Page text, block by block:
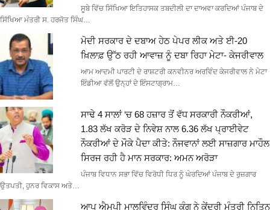
ਸੂਬੇ ਵਿੱਚ ਸਿੱਖਿਆ ਇਤਿਹਾਸਕ ਤਬਦੀਲੀ ਦਾ ਦਾਅਵਾ ਕਰਦਿਆਂ ਪੰਜਾਬ ਦੇ
ਸਿੱਖਿਆ ਮੰਤਰੀ ਸ. ਹਰਜੋਤ ਸਿੰਘ…
ਮੋਦੀ ਸਰਕਾਰ ਦੇ ਦਬਾਅ ਹੇਠ ਪੇਪਰ ਲੀਕ ਅਤੇ ਈ-20
ਖ਼ਿਲਾਫ਼ ਉੱਠ ਰਹੀ ਆਵਾਜ਼ ਨੂੰ ਦਬਾ ਰਿਹਾ ਮੇਟਾ- ਕੇਜਰੀਵਾਲ
ਆਮ ਆਦਮੀ ਪਾਰਟੀ ਦੇ ਰਾਸ਼ਟਰੀ ਕਨਵੀਨਰ ਅਰਵਿੰਦ ਕੇਜਰੀਵਾਲ ਨੇ ਮੇਟਾ
ਇੰਡੀਆ ਵੱਲੋਂ ਉਨ੍ਹਾਂ ਦੇ ਇੰਸਟਾਗ੍ਰਾਮ…
ਸਾਢੇ 4 ਸਾਲਾਂ ‘ਚ 68 ਹਜ਼ਾਰ ਤੋਂ ਵੱਧ ਸਰਕਾਰੀ ਨੌਕਰੀਆਂ,
1.83 ਲੱਖ ਕਰੋੜ ਦੇ ਨਿਵੇਸ਼ ਨਾਲ 6.36 ਲੱਖ ਪ੍ਰਾਈਵੇਟ
ਨੌਕਰੀਆਂ ਦੇ ਮੌਕੇ ਪੈਦਾ ਕੀਤੇ: ਨੌਜਵਾਨਾਂ ਲਈ ਸਾਜ਼ਗਾਰ ਮਾਹੌਲ
ਸਿਰਜ ਰਹੀ ਹੈ ਮਾਨ ਸਰਕਾਰ: ਅਮਨ ਅਰੋੜਾ
ਪੰਜਾਬ ਵਿਧਾਨ ਸਭਾ ਵਿੱਚ ਵਿਰੋਧੀ ਧਿਰ ਨੂੰ ਘੇਰਦਿਆਂ ਪੰਜਾਬ ਦੇ ਰੁਜ਼ਗਾਰ
ਉਤਪਤੀ, ਹੁਨਰ ਵਿਕਾਸ ਅਤੇ…
ਆਪ ਐਮਪੀ ਮਾਲਵਿੰਦਰ ਸਿੰਘ ਕੰਗ ਨੇ ਕੇਂਦਰੀ ਮੰਤਰੀ ਨਿਤਿਨ